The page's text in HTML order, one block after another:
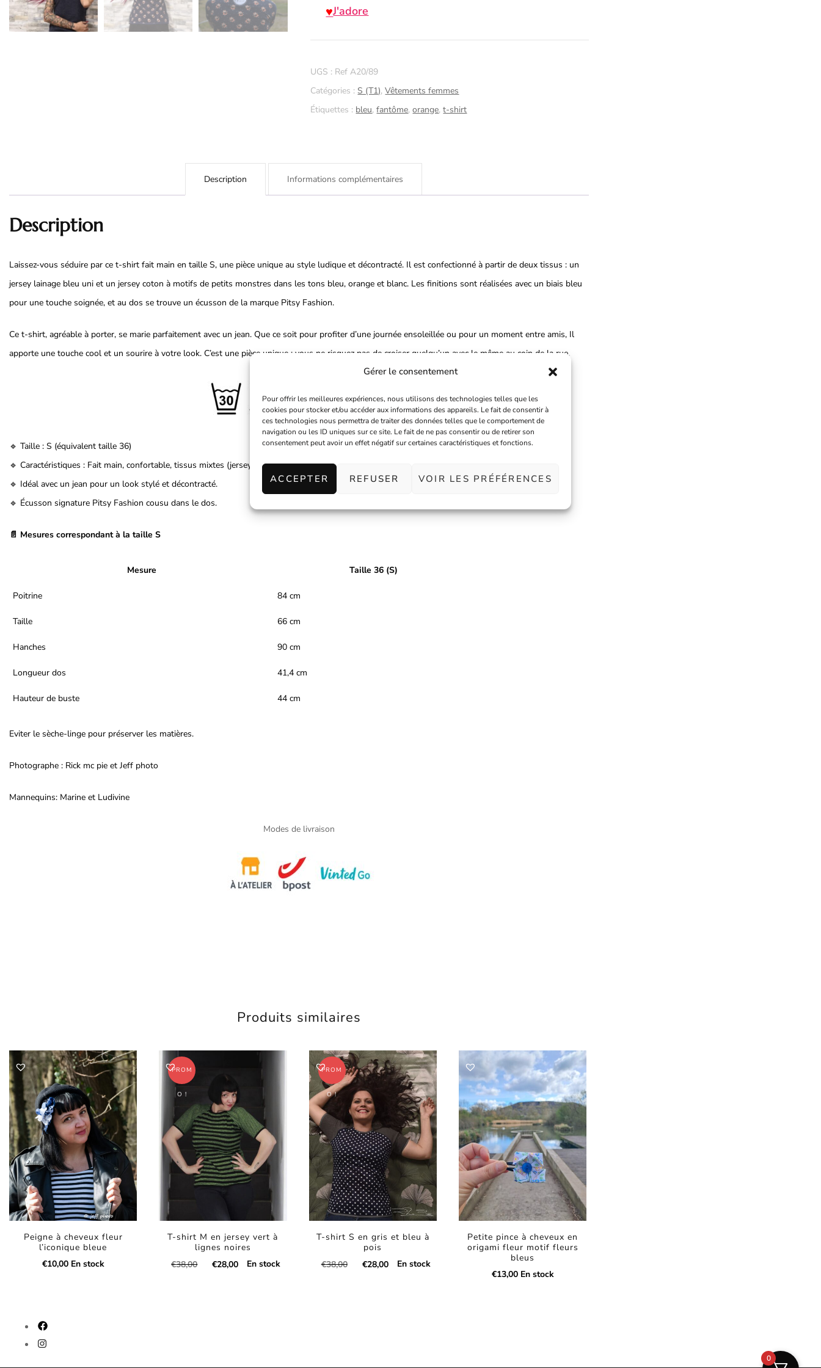
Gérer le consentement
Pour offrir les meilleures expériences, nous utilisons des technologies telles que les
cookies pour stocker et/ou accéder aux informations des appareils. Le fait de consentir à
ces technologies nous permettra de traiter des données telles que le comportement de
navigation ou les ID uniques sur ce site. Le fait de ne pas consentir ou de retirer son
consentement peut avoir un effet négatif sur certaines caractéristiques et fonctions.
ACCEPTER REFUSER VOIR LES PRÉFÉRENCES
en
Jersey
bleu
J'adore
UGS : Ref A20/89
Catégories : S (T1),Vêtements femmes
Étiquettes : bleu,fantôme,orange,t-shirt
Description Informations complémentaires
Description
Laissez-vous séduire par ce t-shirt fait main en taille S, une pièce unique au style ludique et décontracté. Il est confectionné à partir de deux tissus : un
jersey lainage bleu uni et un jersey coton à motifs de petits monstres dans les tons bleu, orange et blanc. Les finitions sont réalisées avec un biais bleu
pour une touche soignée, et au dos se trouve un écusson de la marque Pitsy Fashion.
Ce t-shirt, agréable à porter, se marie parfaitement avec un jean. Que ce soit pour profiter d’une journée ensoleillée ou pour un moment entre amis, Il
apporte une touche cool et un sourire à votre look. C’est une pièce unique : vous ne risquez pas de croiser quelqu’un avec le même au coin de la rue.
🔹 Taille : S (équivalent taille 36)
🔹 Caractéristiques : Fait main, confortable, tissus mixtes (jersey lainage & coton), pièce unique.
🔹 Idéal avec un jean pour un look stylé et décontracté.
🔹 Écusson signature Pitsy Fashion cousu dans le dos.
📄 Mesures correspondant à la taille S
Mesure Taille 36 (S)
Poitrine 84 cm
Taille 66 cm
Hanches 90 cm
Longueur dos 41,4 cm
Hauteur de buste 44 cm
Eviter le sèche-linge pour préserver les matières.
Photographe : Rick mc pie et Jeff photo
Mannequins: Marine et Ludivine
Modes de livraison
Produits similaires
Peigne à cheveux fleur
l’iconique bleue
€10,00 En stock
PROM
O !
T-shirt M en jersey vert à
lignes noires
€38,00
Le€28,00
Le
En stock
PROM
O !
T-shirt S en gris et bleu à
pois
€38,00
Le€28,00
Le
En stock
Petite pince à cheveux en
origami fleur motif fleurs
bleus
€13,00 En stock
0